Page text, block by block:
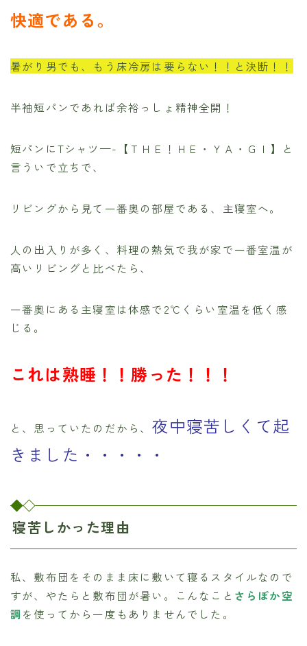
快適である。
暑がり男でも、もう床冷房は要らない！！と決断！！
半袖短パンであれば余裕っしょ精神全開！
短パンにTシャツ—-【ＴＨＥ！ＨＥ・ＹＡ・ＧＩ】と
言ういで立ちで、
リビングから見て一番奥の部屋である、主寝室へ。
人の出入りが多く、料理の熱気で我が家で一番室温が
高いリビングと比べたら、
一番奥にある主寝室は体感で2℃くらい室温を低く感
じる。
これは熟睡！！勝った！！！
と、思っていたのだから、 夜中寝苦しくて起
きました・・・・・
寝苦しかった理由
私、敷布団をそのまま床に敷いて寝るスタイルなので
すが、やたらと敷布団が暑い。こんなこと さらぽか空
調 を使ってから一度もありませんでした。